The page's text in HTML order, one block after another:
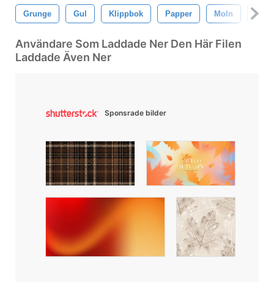
Grunge Gul Klippbok Papper Moln Falla
Användare Som Laddade Ner Den Här Filen
Laddade Även Ner
Sponsrade bilder